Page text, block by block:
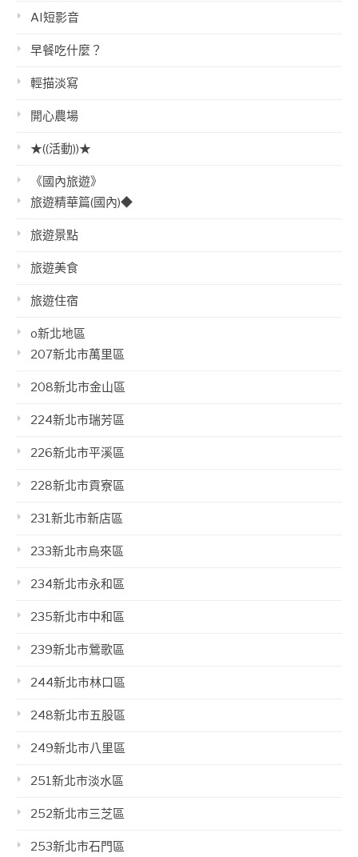
AI短影音
早餐吃什麼？
輕描淡寫
開心農場
★((活動))★
《國內旅遊》
旅遊精華篇(國內)◆
旅遊景點
旅遊美食
旅遊住宿
o新北地區
207新北市萬里區
208新北市金山區
224新北市瑞芳區
226新北市平溪區
228新北市貢寮區
231新北市新店區
233新北市烏來區
234新北市永和區
235新北市中和區
239新北市鶯歌區
244新北市林口區
248新北市五股區
249新北市八里區
251新北市淡水區
252新北市三芝區
253新北市石門區